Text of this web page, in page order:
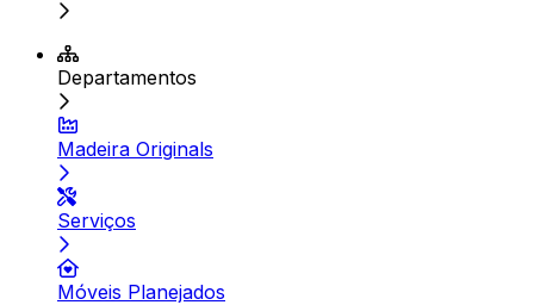
Departamentos
Madeira Originals
Serviços
Móveis Planejados